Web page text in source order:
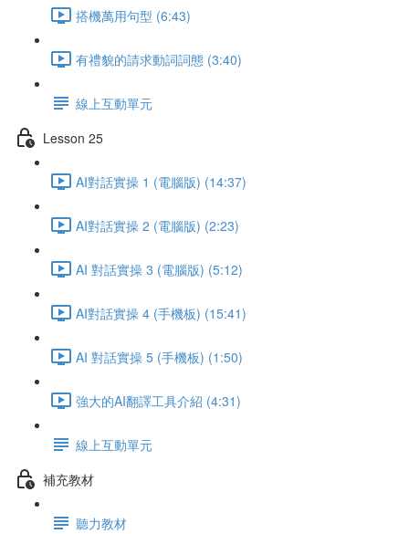
搭機萬用句型 (6:43)
有禮貌的請求動詞詞態 (3:40)
線上互動單元
Lesson 25
AI對話實操 1 (電腦版) (14:37)
AI對話實操 2 (電腦版) (2:23)
AI 對話實操 3 (電腦版) (5:12)
AI對話實操 4 (手機板) (15:41)
AI 對話實操 5 (手機板) (1:50)
強大的AI翻譯工具介紹 (4:31)
線上互動單元
補充教材
聽力教材